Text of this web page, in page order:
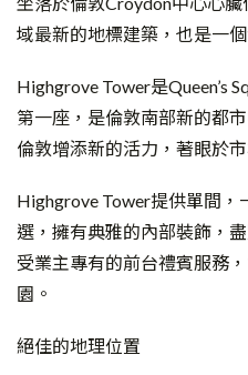
域最新的地標建築，也是一
Highgrove Tower是Queen’s
第一座，是倫敦南部新的都
倫敦增添新的活力，著眼於市
Highgrove Tower提供單間
選，擁有典雅的內部裝飾，
受業主專有的前台禮賓服務
園。
絕佳的地理位置